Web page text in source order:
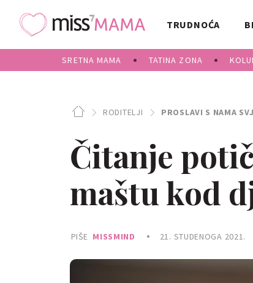
TRUDNOĆA
SRETNA MAMA TATINA ZONA
RODITELJI PROSLAVI S NAMA
Čitanje
maštu kod
PIŠE MISSMIND 21. STUDENOGA 2021.